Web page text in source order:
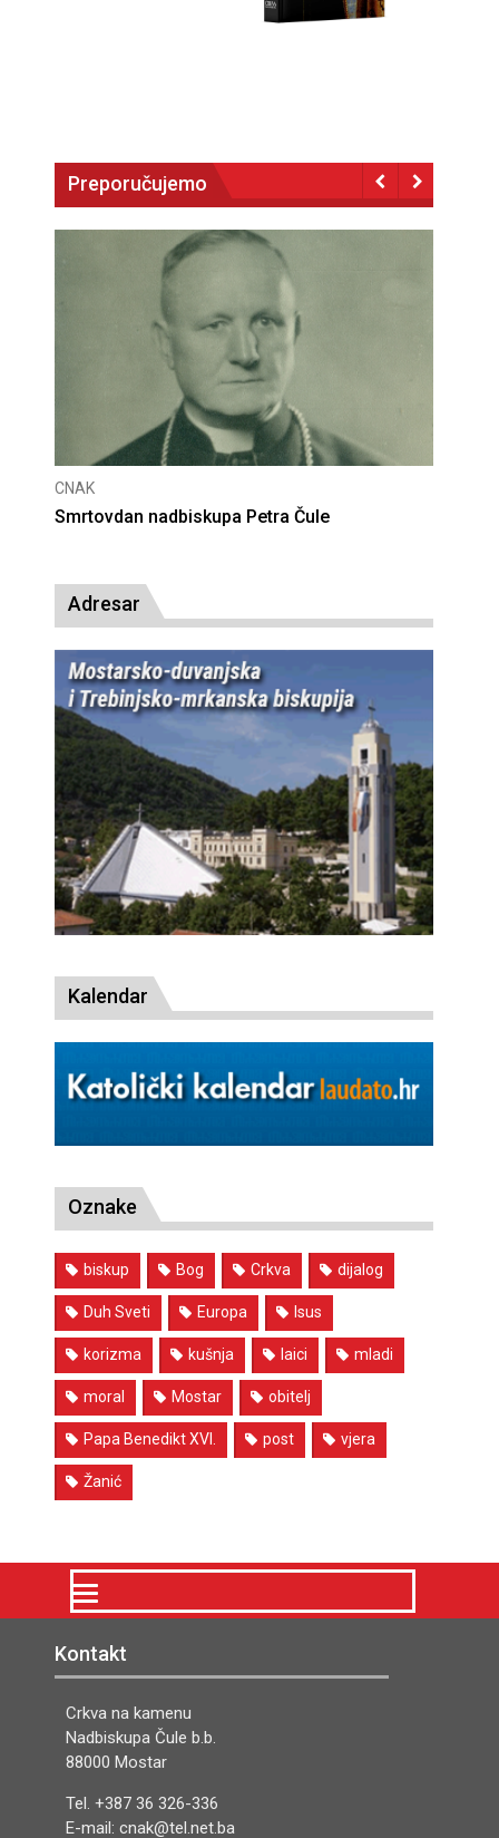
Preporučujemo
CNAK
Deseta obljetnica poništenja komunističke
Adresar
Kalendar
Oznake
biskup Bog Crkva dijalog
Duh Sveti Europa Isus
korizma kušnja laici mladi
moral Mostar obitelj
Papa Benedikt XVI. post vjera
Žanić
Kontakt
Crkva na kamenu
Nadbiskupa Čule b.b.
88000 Mostar
Tel. +387 36 326-336
E-mail: cnak@tel.net.ba